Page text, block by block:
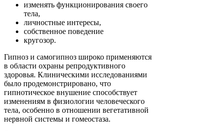
изменять функционирования своего
тела,
личностные интересы,
собственное поведение
кругозор.
Гипноз и самогипноз широко применяются
в области охраны репродуктивного
здоровья. Клиническими исследованиями
было продемонстрировано, что
гипнотическое внушение способствует
изменениям в физиологии человеческого
тела, особенно в отношении вегетативной
нервной системы и гомеостаза.